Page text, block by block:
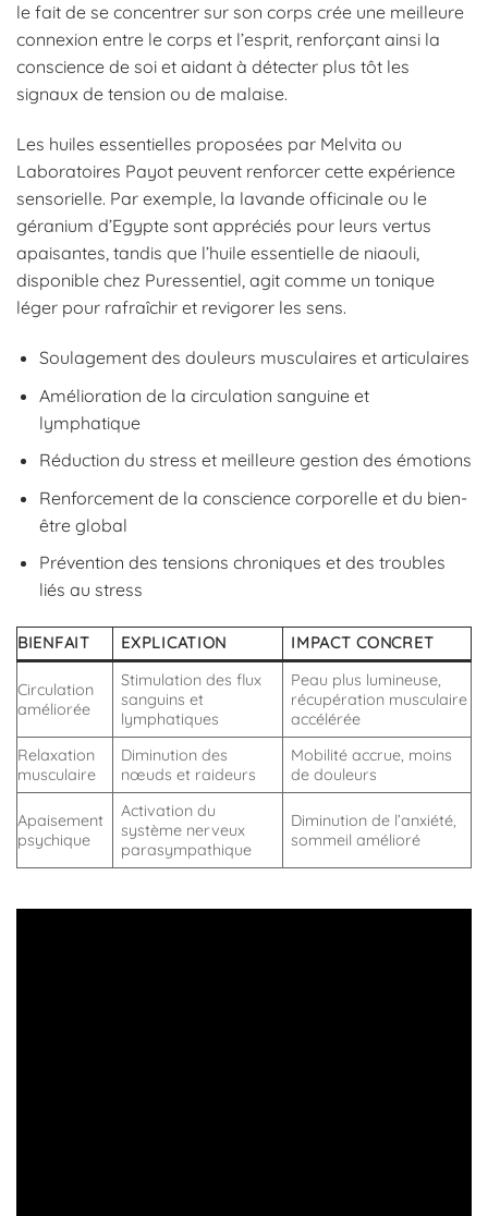
le fait de se concentrer sur son corps crée une meilleure
connexion entre le corps et l’esprit, renforçant ainsi la
conscience de soi et aidant à détecter plus tôt les
signaux de tension ou de malaise.
Les huiles essentielles proposées par Melvita ou
Laboratoires Payot peuvent renforcer cette expérience
sensorielle. Par exemple, la lavande officinale ou le
géranium d’Egypte sont appréciés pour leurs vertus
apaisantes, tandis que l’huile essentielle de niaouli,
disponible chez Puressentiel, agit comme un tonique
léger pour rafraîchir et revigorer les sens.
Soulagement des douleurs musculaires et articulaires
Amélioration de la circulation sanguine et
lymphatique
Réduction du stress et meilleure gestion des émotions
Renforcement de la conscience corporelle et du bien-
être global
Prévention des tensions chroniques et des troubles
liés au stress
BIENFAIT EXPLICATION IMPACT CONCRET
Circulation
améliorée
Stimulation des flux
sanguins et
lymphatiques
Peau plus lumineuse,
récupération musculaire
accélérée
Relaxation
musculaire
Diminution des
nœuds et raideurs
Mobilité accrue, moins
de douleurs
Apaisement
psychique
Activation du
système nerveux
parasympathique
Diminution de l’anxiété,
sommeil amélioré